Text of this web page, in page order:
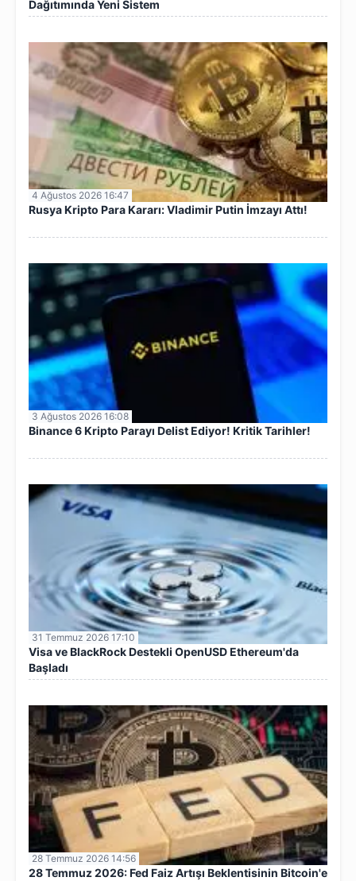
Dağıtımında Yeni Sistem
4 Ağustos 2026 16:47
Rusya Kripto Para Kararı: Vladimir Putin İmzayı Attı!
3 Ağustos 2026 16:08
Binance 6 Kripto Parayı Delist Ediyor! Kritik Tarihler!
31 Temmuz 2026 17:10
Visa ve BlackRock Destekli OpenUSD Ethereum'da
Başladı
28 Temmuz 2026 14:56
28 Temmuz 2026: Fed Faiz Artışı Beklentisinin Bitcoin'e